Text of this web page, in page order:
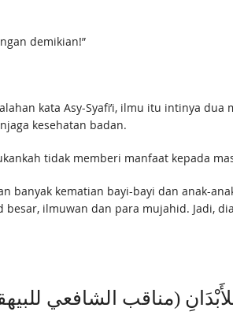
demikian!”
kata Asy-Syafi’i, ilmu itu intinya
kesehatan badan.
tidak memberi manfaat kepada
banyak kematian bayi-bayi dan anak-
ilmuwan dan para mujahid. Jadi,
(مناقب الشافعي للبيهقي